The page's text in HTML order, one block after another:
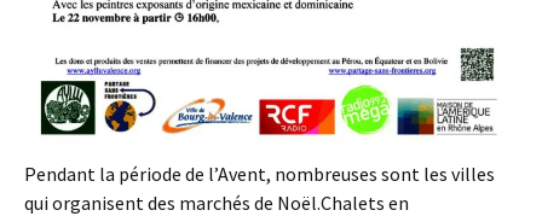
Pendant la période de l’Avent, nombreuses sont les villes
qui organisent des marchés de Noël.Chalets en